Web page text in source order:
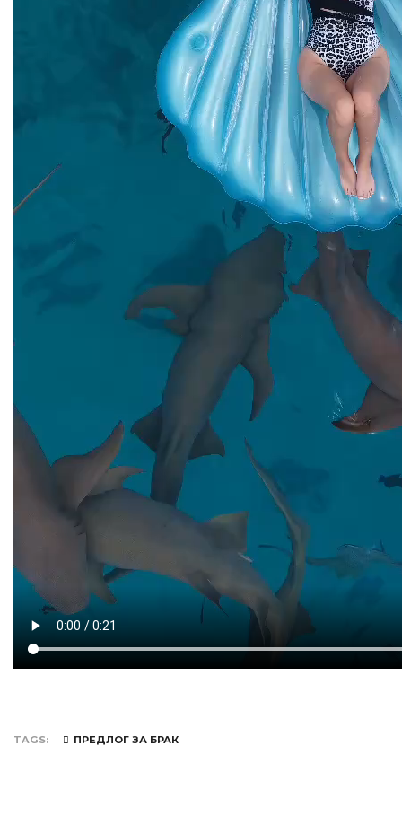
TAGS ПРЕДЛОГ ЗА БРАК